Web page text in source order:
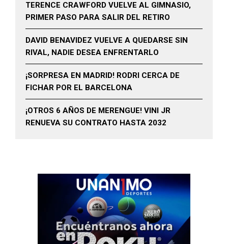
TERENCE CRAWFORD VUELVE AL GIMNASIO,
PRIMER PASO PARA SALIR DEL RETIRO
DAVID BENAVIDEZ VUELVE A QUEDARSE SIN
RIVAL, NADIE DESEA ENFRENTARLO
¡SORPRESA EN MADRID! RODRI CERCA DE
FICHAR POR EL BARCELONA
¡OTROS 6 AÑOS DE MERENGUE! VINI JR
RENUEVA SU CONTRATO HASTA 2032